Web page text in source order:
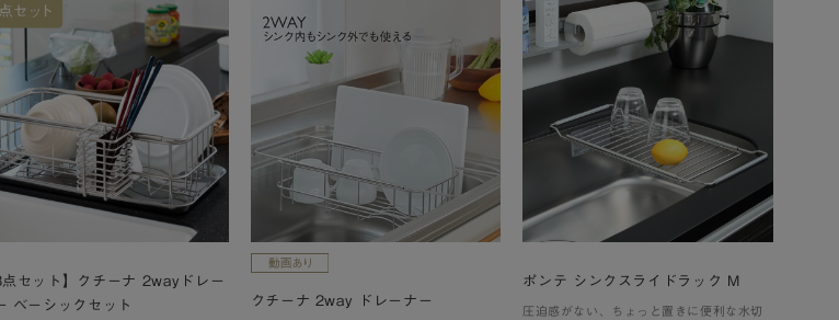
点セット】クチーナ 2wayドレー
ベーシックセット
クチーナ 2way ドレーナー
ポンテ シンクスライドラック M
圧迫感がない、ちょっと置きに便利な水切